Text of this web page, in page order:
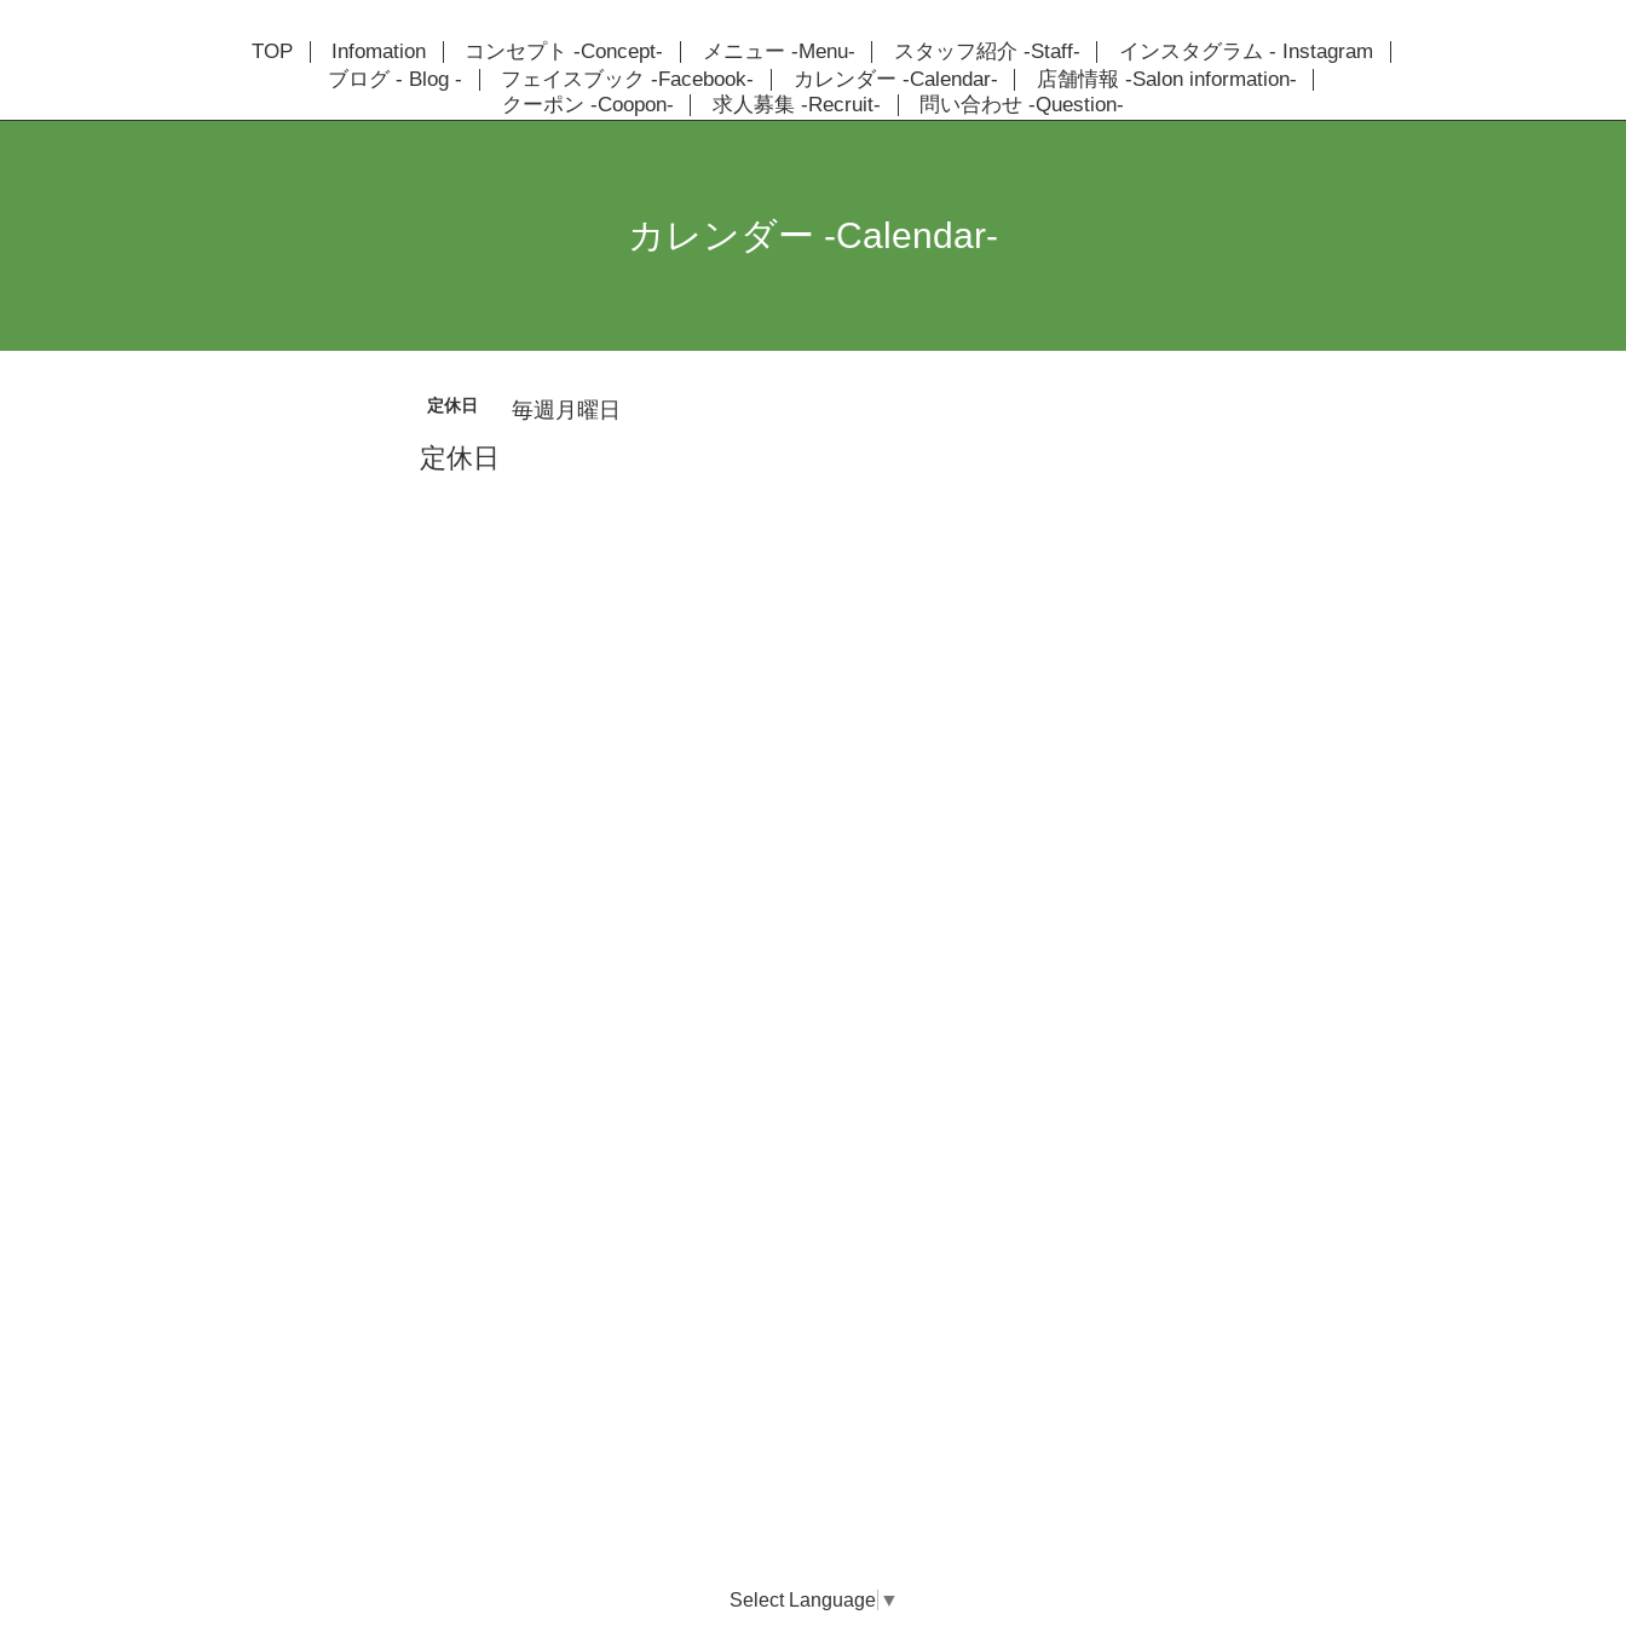
TOP Infomation コンセプト -Concept- メニュー -Menu- スタッフ紹介 -Staff-
インスタグラム - Instagram
ブログ - Blog -
フェイスブック -Facebook- カレンダー -Calendar-
店舗情報 -Salon information-
クーポン -Coopon-
求人募集 -Recruit- 問い合わせ -Question-
カレンダー -Calendar-
定休日 毎週月曜日
定休日
Select Language ▼